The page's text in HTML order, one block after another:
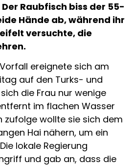
Raubfisch biss der 55-
Hände ab, während ihr
versuchte, die
ereignete sich am
auf den Turks- und
die Frau nur wenige
im flachen Wasser
zufolge wollte sie sich dem
Hai nähern, um ein
lokale Regierung
und gab an, dass die